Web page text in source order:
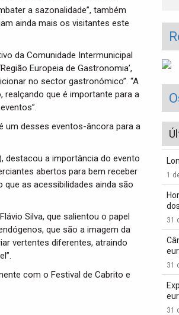
a sazonalidade”, também
ainda mais os visitantes este
da Comunidade Intermunicipal
Europeia de Gastronomia’,
no sector gastronómico”. “A
que é importante para a
um desses eventos-âncora para a
destacou a importância do evento
abertos para bem receber
as acessibilidades ainda são
Silva, que salientou o papel
que são a imagem da
vertentes diferentes, atraindo
com o Festival de Cabrito e
1
31
31
31